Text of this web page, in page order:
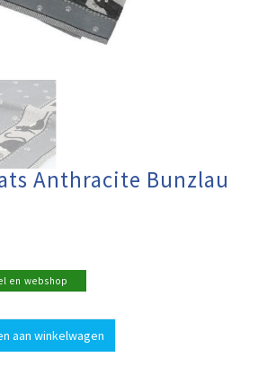
Anthracite Bunzlau
en webshop
aan winkelwagen